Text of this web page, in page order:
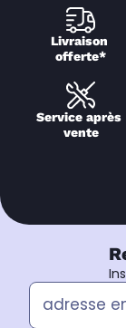
Livraison
offerte*
Service après
vente